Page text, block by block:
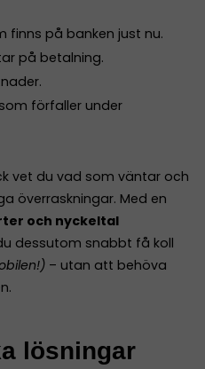
finns på banken just nu.
på betalning.
förfaller under
vet du vad som väntar och
överraskningar. Med en
och nyckeltal
dessutom snabbt få koll
– utan att behöva
lösningar